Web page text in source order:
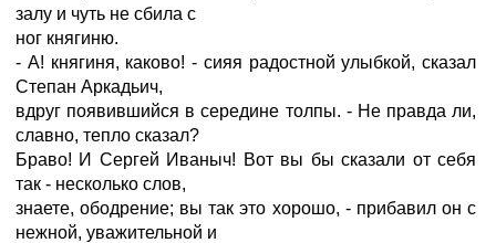
залу и чуть не сбила с
ног княгиню.
- А! княгиня, каково! - сияя радостной улыбкой, сказал
Степан Аркадьич,
вдруг появившийся в середине толпы. - Не правда ли,
славно, тепло сказал?
Браво! И Сергей Иваныч! Вот вы бы сказали от себя
так - несколько слов,
знаете, ободрение; вы так это хорошо, - прибавил он с
нежной, уважительной и